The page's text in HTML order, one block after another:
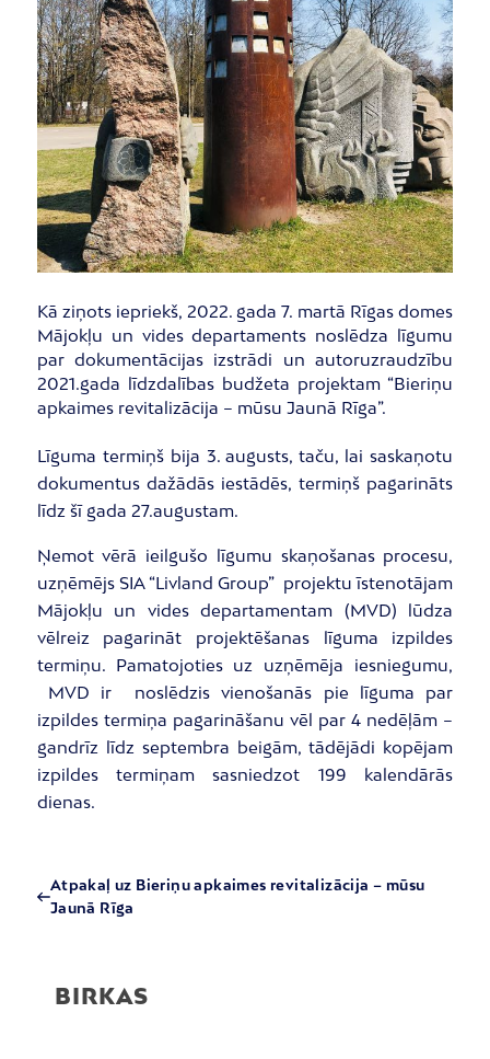
Kā ziņots iepriekš, 2022. gada 7. martā Rīgas domes
Mājokļu un vides departaments noslēdza līgumu
par dokumentācijas izstrādi un autoruzraudzību
2021.gada līdzdalības budžeta projektam “Bieriņu
apkaimes revitalizācija – mūsu Jaunā Rīga”.
Līguma termiņš bija 3. augusts, taču, lai saskaņotu
dokumentus dažādās iestādēs, termiņš pagarināts
līdz šī gada 27.augustam.
Ņemot vērā ieilgušo līgumu skaņošanas procesu,
uzņēmējs SIA “Livland Group” projektu īstenotājam
Mājokļu un vides departamentam (MVD) lūdza
vēlreiz pagarināt projektēšanas līguma izpildes
termiņu. Pamatojoties uz uzņēmēja iesniegumu,
MVD ir noslēdzis vienošanās pie līguma par
izpildes termiņa pagarināšanu vēl par 4 nedēļām –
gandrīz līdz septembra beigām, tādējādi kopējam
izpildes termiņam sasniedzot 199 kalendārās
dienas.
Atpakaļ uz Bieriņu apkaimes revitalizācija – mūsu
Jaunā Rīga
BIRKAS